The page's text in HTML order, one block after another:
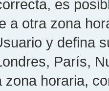
es
a otra zona
y defina
París,
zona horaria,